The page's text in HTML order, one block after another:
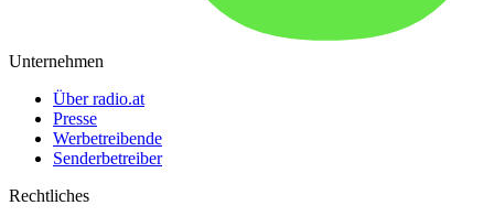
Unternehmen
Über radio.at
Presse
Werbetreibende
Senderbetreiber
Rechtliches